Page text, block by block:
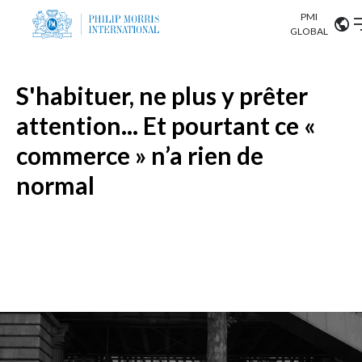
Relations
Sustainability
PMI
GLOBAL
Algeria
Argentina
Bulgaria
Search input
ABOUT US
INVESTOR RELATIONS
S'habituer, ne plus y prêter
attention... Et pourtant ce «
commerce » n’a rien de
normal